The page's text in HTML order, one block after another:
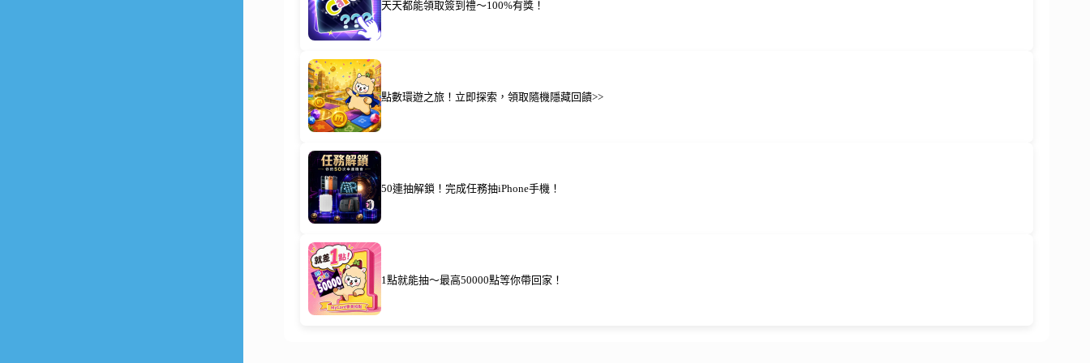
天天都能領取簽到禮～100%有獎！
點數環遊之旅！立即探索，領取隨機隱藏回饋>>
50連抽解鎖！完成任務抽iPhone手機！
1點就能抽～最高50000點等你帶回家！